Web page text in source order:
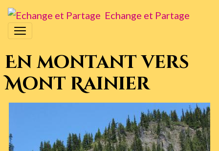
Echange et Partage
En montant vers
Mont Rainier